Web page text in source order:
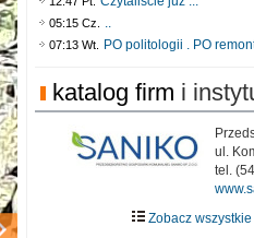
05:15 Cz. ..
07:13 Wt. PO politologii . PO
katalog firm i
ul.
tel.
Zobacz wszystkie